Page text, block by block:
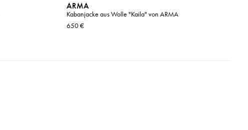
ARMA
Kabanjacke aus Wolle "Kaila" von ARMA
650 €